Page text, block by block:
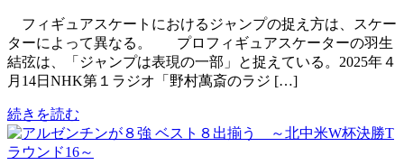
フィギュアスケートにおけるジャンプの捉え方は、スケー
ターによって異なる。 プロフィギュアスケーターの羽生
結弦は、「ジャンプは表現の一部」と捉えている。2025年４
月14日NHK第１ラジオ「野村萬斎のラジ […]
続きを読む